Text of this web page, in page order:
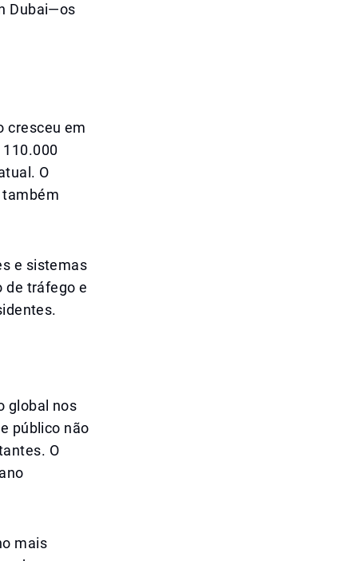
Dubai—os
cresceu em
110.000
O
também
e sistemas
de tráfego e
global nos
público não
O
mais